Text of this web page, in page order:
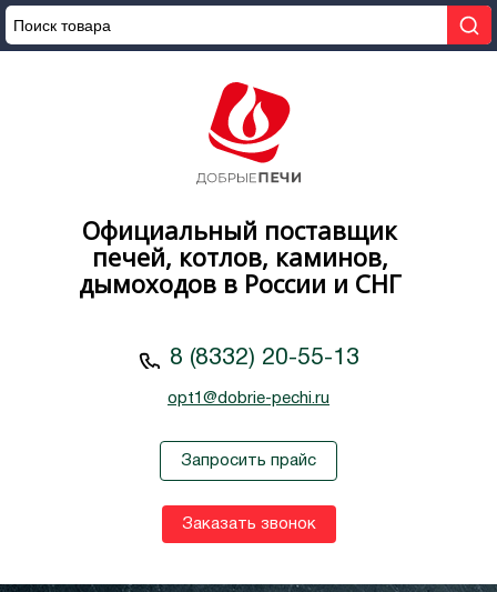
Официальный поставщик
печей, котлов, каминов,
дымоходов в России и СНГ
8 (8332) 20-55-13
opt1@dobrie-pechi.ru
Запросить прайс
Заказать звонок